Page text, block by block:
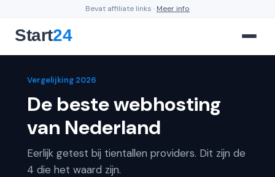
Bevat affiliate links · Meer info
Vergelijking 2026
De beste webhosting
van Nederland
Eerlijk getest bij tientallen providers. Dit zijn de
4 die het waard zijn.